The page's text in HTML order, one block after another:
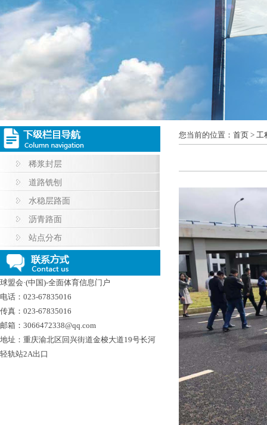
稀浆封层
道路铣刨
水稳层路面
沥青路面
站点分布
球盟会·(中国)-全面体育信息门户
电话：023-67835016
传真：023-67835016
邮箱：3066472338@qq.com
地址：重庆渝北区回兴街道金梭大道19号长河
轻轨站2A出口
您当前的位置： 首页 > 工